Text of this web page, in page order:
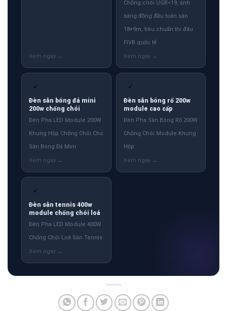
Chống chói UGR<19, ánh
sáng đồng đều toàn sân
18×9m, tiêu chuẩn thi đấu
FIVB quốc tế
✓
Đèn sân bóng đá mini
200w chống chói
Đèn Pha LED Module 200W
Khung Hộp Chống Chói Cho
Sân Bóng Đá Mini
✓
Đèn sân bóng rổ 200w
module cao cấp
Đèn Pha Sân Bóng Rổ 200W
Chống Chói Module Khung
Hộp
✓
Đèn sân tennis 400w
module chống chói loá
Đèn Pha LED Module 400W
Chống Chói Loá Sân Tennis